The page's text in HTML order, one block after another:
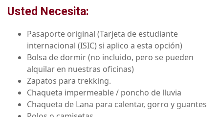
Usted Necesita:
Pasaporte original (Tarjeta de estudiante
internacional (ISIC) si aplico a esta opción)
Bolsa de dormir (no incluido, pero se pueden
alquilar en nuestras oficinas)
Zapatos para trekking.
Chaqueta impermeable / poncho de lluvia
Chaqueta de Lana para calentar, gorro y guantes